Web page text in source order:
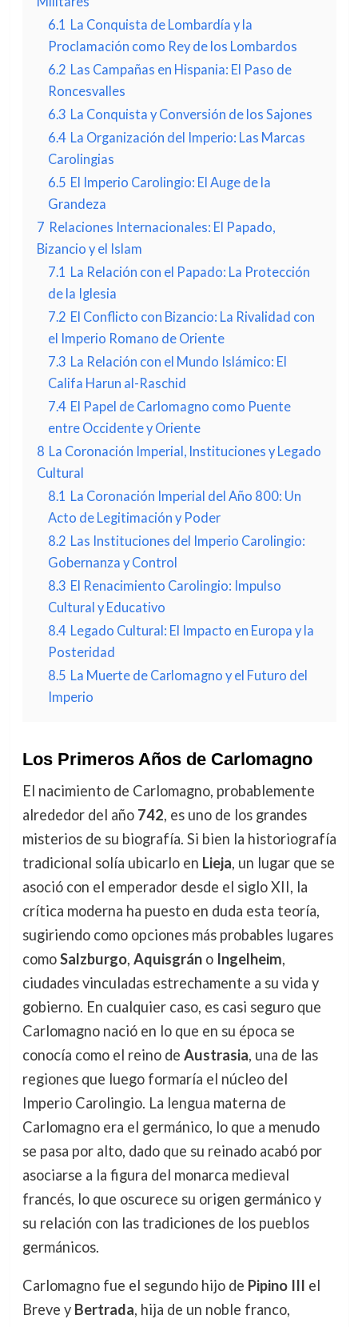
6.1 La Conquista de Lombardía y la
Proclamación como Rey de los Lombardos
6.2 Las Campañas en Hispania: El Paso de
Roncesvalles
6.3 La Conquista y Conversión de los Sajones
6.4 La Organización del Imperio: Las Marcas
Carolingias
6.5 El Imperio Carolingio: El Auge de la
Grandeza
7 Relaciones Internacionales: El Papado,
Bizancio y el Islam
7.1 La Relación con el Papado: La Protección
de la Iglesia
7.2 El Conflicto con Bizancio: La Rivalidad con
el Imperio Romano de Oriente
7.3 La Relación con el Mundo Islámico: El
Califa Harun al-Raschid
7.4 El Papel de Carlomagno como Puente
entre Occidente y Oriente
8 La Coronación Imperial, Instituciones y Legado
Cultural
8.1 La Coronación Imperial del Año 800: Un
Acto de Legitimación y Poder
8.2 Las Instituciones del Imperio Carolingio:
Gobernanza y Control
8.3 El Renacimiento Carolingio: Impulso
Cultural y Educativo
8.4 Legado Cultural: El Impacto en Europa y la
Posteridad
8.5 La Muerte de Carlomagno y el Futuro del
Imperio
Los Primeros Años de Carlomagno
El nacimiento de Carlomagno, probablemente
alrededor del año 742, es uno de los grandes
misterios de su biografía. Si bien la historiografía
tradicional solía ubicarlo en Lieja, un lugar que se
asoció con el emperador desde el siglo XII, la
crítica moderna ha puesto en duda esta teoría,
sugiriendo como opciones más probables lugares
comoSalzburgo, Aquisgráno Ingelheim,
ciudades vinculadas estrechamente a su vida y
gobierno. En cualquier caso, es casi seguro que
Carlomagno nació en lo que en su época se
conocía como el reino de Austrasia, una de las
regiones que luego formaría el núcleo del
Imperio Carolingio. La lengua materna de
Carlomagno era el germánico, lo que a menudo
se pasa por alto, dado que su reinado acabó por
asociarse a la figura del monarca medieval
francés, lo que oscurece su origen germánico y
su relación con las tradiciones de los pueblos
germánicos.
Carlomagno fue el segundo hijo de Pipino III el
Breve y Bertrada, hija de un noble franco,